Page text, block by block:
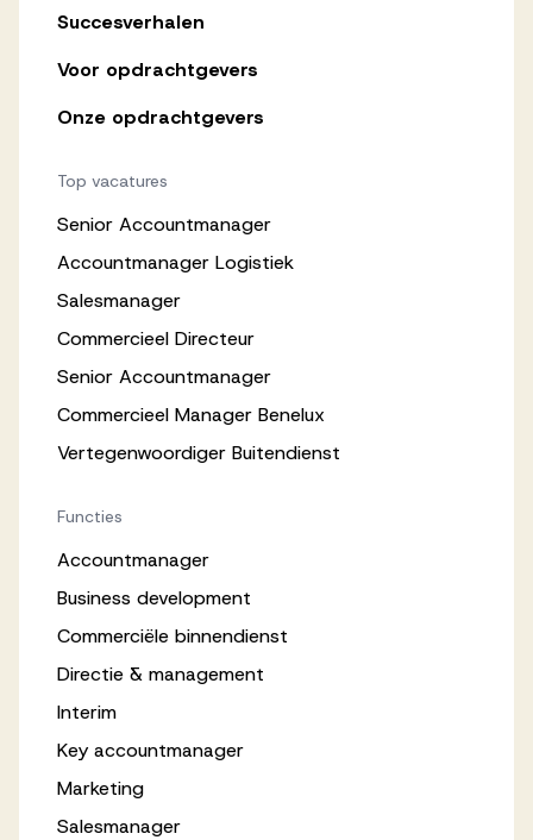
Succesverhalen
Voor opdrachtgevers
Onze opdrachtgevers
Top vacatures
Senior Accountmanager
Accountmanager Logistiek
Salesmanager
Commercieel Directeur
Senior Accountmanager
Commercieel Manager Benelux
Vertegenwoordiger Buitendienst
Functies
Accountmanager
Business development
Commerciële binnendienst
Directie & management
Interim
Key accountmanager
Marketing
Salesmanager